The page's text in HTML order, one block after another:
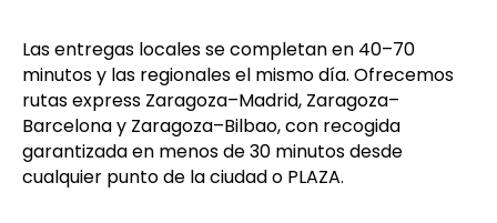
Las entregas locales se completan en 40–70
minutos y las regionales el mismo día. Ofrecemos
rutas express Zaragoza–Madrid, Zaragoza–
Barcelona y Zaragoza–Bilbao, con recogida
garantizada en menos de 30 minutos desde
cualquier punto de la ciudad o PLAZA.